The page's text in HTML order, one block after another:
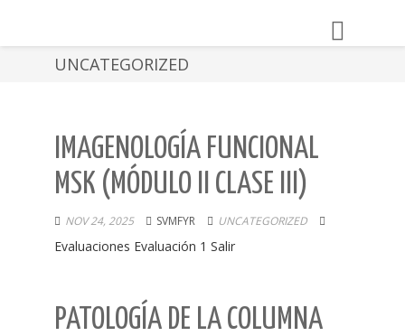
Toggle
navigation
UNCATEGORIZED
IMAGENOLOGÍA FUNCIONAL
MSK (MÓDULO II CLASE III)
NOV 24, 2025 SVMFYR UNCATEGORIZED
Evaluaciones Evaluación 1 Salir
PATOLOGÍA DE LA COLUMNA